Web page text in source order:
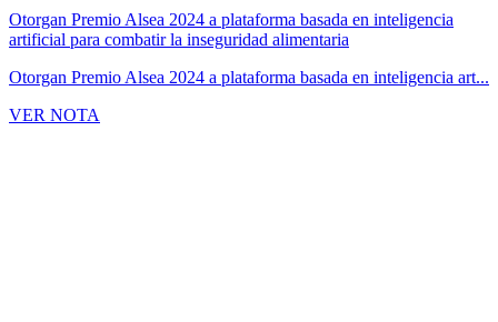
Otorgan Premio Alsea 2024 a plataforma basada en inteligencia
artificial para combatir la inseguridad alimentaria
Otorgan Premio Alsea 2024 a plataforma basada en inteligencia art...
VER NOTA